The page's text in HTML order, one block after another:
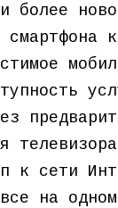
более
смартфона
к сети
на